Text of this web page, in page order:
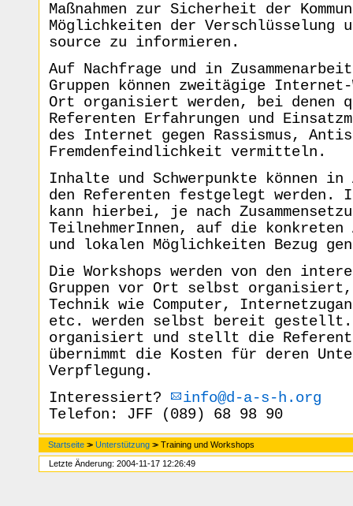
Maßnahmen zur Sicherheit der
Möglichkeiten der Verschlüsselung
source zu informieren.
Auf Nachfrage und in
Gruppen können zweitägige Internet-
Ort organisiert werden, bei
Referenten Erfahrungen und
des Internet gegen Rassismus,
Fremdenfeindlichkeit vermitteln.
Inhalte und Schwerpunkte können in
den Referenten festgelegt werden.
kann hierbei, je nach
TeilnehmerInnen, auf die
und lokalen Möglichkeiten Bezug
Die Workshops werden von den
Gruppen vor Ort selbst
Technik wie Computer,
etc. werden selbst bereit gestellt.
organisiert und stellt die
übernimmt die Kosten für deren
Verpflegung.
Interessiert?
info@d-a-s-h.org
Telefon: JFF (089) 68 98 90
Startseite >> Unterstützung >> Training und Workshops
Letzte Änderung: 2004-11-17 12:26:49